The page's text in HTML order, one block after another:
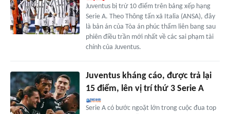
Juventus bị trừ 10 điểm trên bảng xếp hạng
Serie A. Theo Thông tấn xã Italia (ANSA), đây
là bản án của Tòa án phúc thẩm liên bang sau
phiên điều trần mới nhất về các sai phạm tài
chính của Juventus.
Juventus kháng cáo, được trả lại
15 điểm, lên vị trí thứ 3 Serie A
Serie A có bước ngoặt lớn trong cuộc đua top